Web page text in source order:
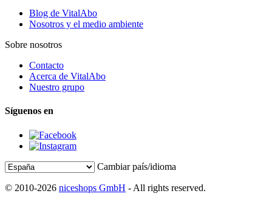
Blog de VitalAbo
Nosotros y el medio ambiente
Sobre nosotros
Contacto
Acerca de VitalAbo
Nuestro grupo
Síguenos en
Cambiar país/idioma
© 2010-2026 niceshops GmbH - All rights reserved.